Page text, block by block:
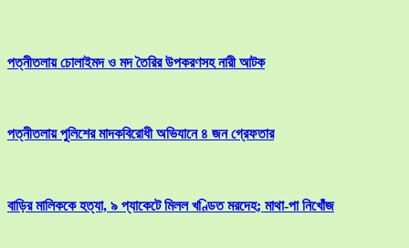
পত্নীতলায় চোলাইমদ ও মদ তৈরির উপকরণসহ নারী আটক
পত্নীতলায় পুলিশের মাদকবিরোধী অভিযানে ৪ জন গ্রেফতার
বাড়ির মালিককে হত্যা, ৯ প্যাকেটে মিলল খণ্ডিত মরদেহ; মাথা-পা নিখোঁজ